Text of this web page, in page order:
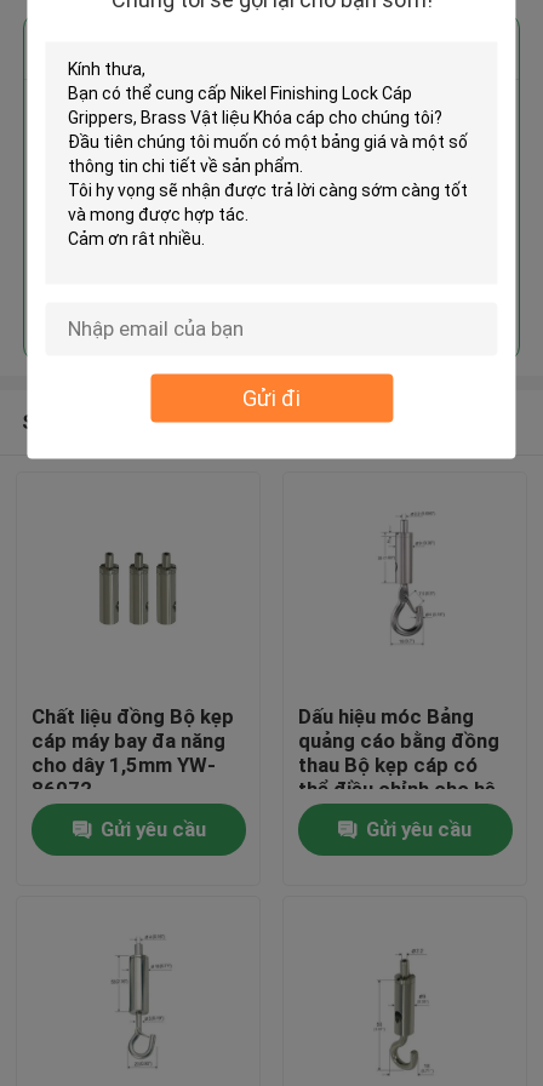
Gửi đi
Nikel Finishing Lock Cáp
Grippers, Brass Vật liệu Khóa
cáp
Sản phẩm khuyến cáo
Chất liệu đồng Bộ kẹp
cáp máy bay đa năng
cho dây 1,5mm YW-
86072
Gửi yêu cầu
Dấu hiệu móc Bảng
quảng cáo bằng đồng
thau Bộ kẹp cáp có
thể điều chỉnh cho hệ
thống treo
Gửi yêu cầu